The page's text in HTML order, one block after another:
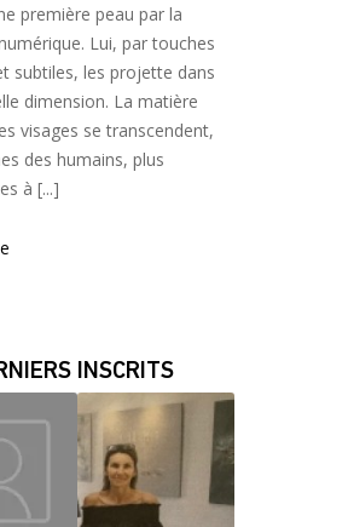
première peau par la
Lui, par touches
subtiles, les projette dans
dimension. La matière
visages se transcendent,
des humains, plus
à [...]
INSCRITS